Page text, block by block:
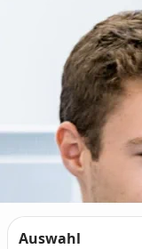
Auswahl